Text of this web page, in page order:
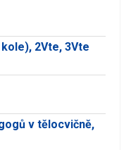
2Vte, 3Vte
v tělocvičně,